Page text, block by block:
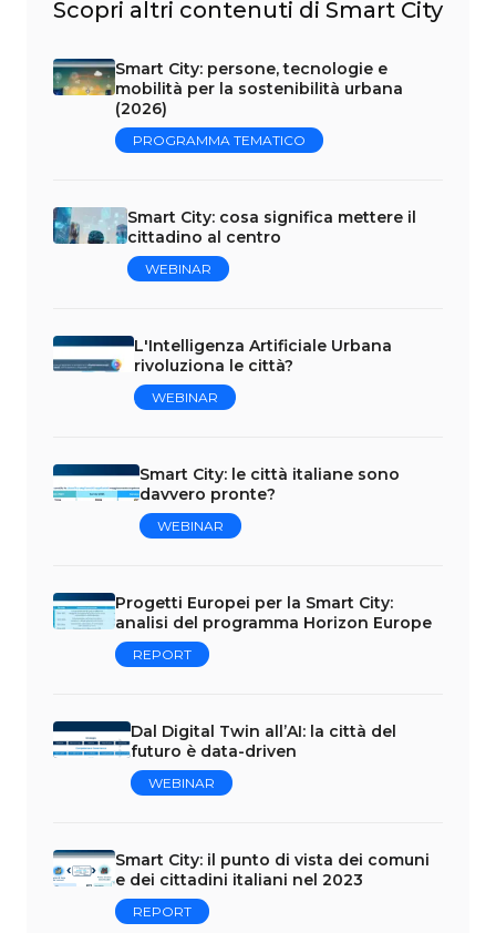
Scopri altri contenuti di Smart City
Smart City: persone, tecnologie e
mobilità per la sostenibilità urbana
(2026)
PROGRAMMA TEMATICO
Smart City: cosa significa mettere il
cittadino al centro
WEBINAR
L'Intelligenza Artificiale Urbana
rivoluziona le città?
WEBINAR
Smart City: le città italiane sono
davvero pronte?
WEBINAR
Progetti Europei per la Smart City:
analisi del programma Horizon Europe
REPORT
Dal Digital Twin all’AI: la città del
futuro è data-driven
WEBINAR
Smart City: il punto di vista dei comuni
e dei cittadini italiani nel 2023
REPORT